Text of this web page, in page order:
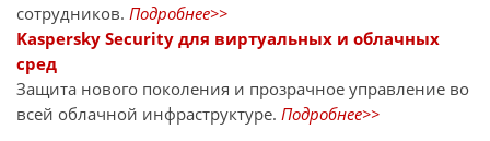
сотрудников. Подробнее>>
Kaspersky Security для виртуальных и облачных
сред
Защита нового поколения и прозрачное управление во
всей облачной инфраструктуре. Подробнее>>